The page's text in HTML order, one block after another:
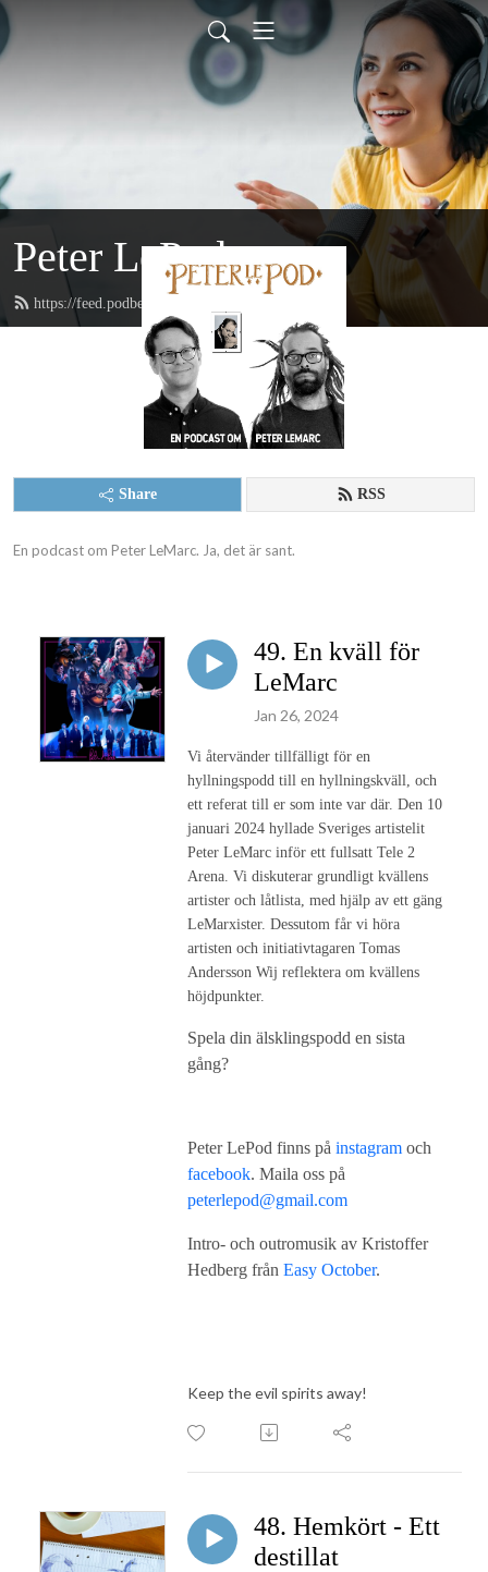
Peter LePod
https://feed.podbean.com/peterlepod/feed.xml
Share RSS
En podcast om Peter LeMarc. Ja, det är sant.
49. En kväll för
LeMarc
Jan 26, 2024
Vi återvänder tillfälligt för en
hyllningspodd till en hyllningskväll, och
ett referat till er som inte var där. Den 10
januari 2024 hyllade Sveriges artistelit
Peter LeMarc inför ett fullsatt Tele 2
Arena. Vi diskuterar grundligt kvällens
artister och låtlista, med hjälp av ett gäng
LeMarxister. Dessutom får vi höra
artisten och initiativtagaren Tomas
Andersson Wij reflektera om kvällens
höjdpunkter.
Spela din älsklingspodd en sista
gång?
Peter LePod finns på instagram och
facebook. Maila oss på
peterlepod@gmail.com
Intro- och outromusik av Kristoffer
Hedberg från Easy October.
Keep the evil spirits away!
48. Hemkört - Ett
destillat